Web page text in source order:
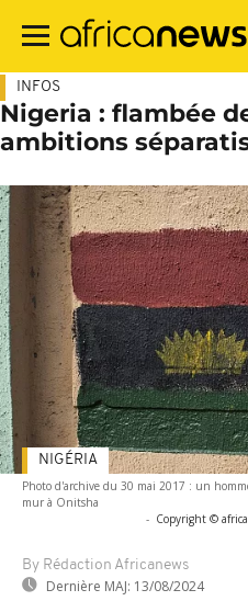
contenu
INFOS
Nigeria : flambée
ambitions
Photo d'archive du 30 mai 2017 : un
mur à Onitsha
- Copyright ©
By Rédaction Africanews
Dernière MAJ: 13/08/2024
NIGÉRIA